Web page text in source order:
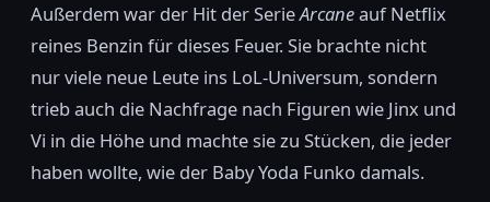
Außerdem war der Hit der SerieArcaneauf Netflix
reines Benzin für dieses Feuer. Sie brachte nicht
nur viele neue Leute ins LoL-Universum, sondern
trieb auch die Nachfrage nach Figuren wie Jinx und
Vi in die Höhe und machte sie zu Stücken, die jeder
haben wollte, wie der Baby Yoda Funko damals.